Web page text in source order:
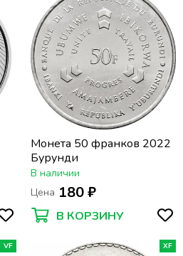
Монета 50 франков 2022
Бурунди
В наличии
Цена 180 ₽
В КОРЗИНУ
VF XF